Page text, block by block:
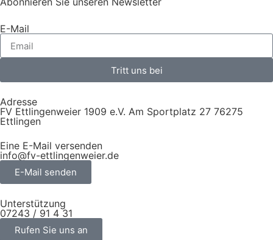
E-Mail
Tritt uns bei
Adresse
FV Ettlingenweier 1909 e.V. Am Sportplatz 27 76275
Ettlingen
Eine E-Mail versenden
info@fv-ettlingenweier.de
E-Mail senden
Unterstützung
07243 / 91 4 31
Rufen Sie uns an